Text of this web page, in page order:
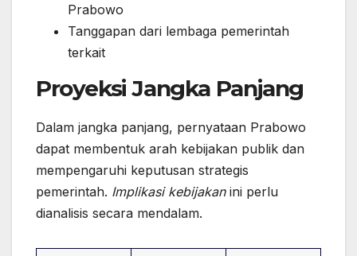
Prabowo
Tanggapan dari lembaga pemerintah
terkait
Proyeksi Jangka Panjang
Dalam jangka panjang, pernyataan Prabowo
dapat membentuk arah kebijakan publik dan
mempengaruhi keputusan strategis
pemerintah. Implikasi kebijakanini perlu
dianalisis secara mendalam.